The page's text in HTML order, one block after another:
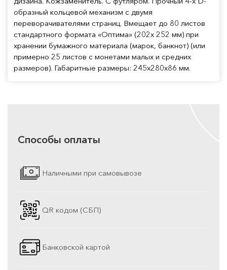
образный кольцевой механизм с двумя
переворачивателями страниц. Вмещает до 80 листов
стандартного формата «Оптима» (202x 252 мм) при
хранении бумажного материала (марок, банкнот) (или
примерно 25 листов с монетами малых и средних
размеров). Габаритные размеры: 245х280х86 мм.
Способы оплаты
Наличными при самовывозе
QR кодом (СБП)
Банковской картой